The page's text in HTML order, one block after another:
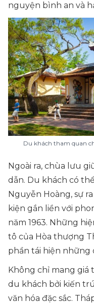
nguyện bình an và
Du khách tham quan
Ngoài ra, chùa lưu
dẫn. Du khách có
Nguyễn Hoàng, sự
kiện gắn liền với
năm 1963. Những
tô của Hòa thượng
phần tái hiện những
Không chỉ mang
du khách bởi kiến
văn hóa đặc sắc.